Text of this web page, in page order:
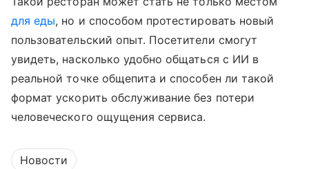
для еды, но и способом протестировать новый
пользовательский опыт. Посетители смогут
увидеть, насколько удобно общаться с ИИ в
реальной точке общепита и способен ли такой
формат ускорить обслуживание без потери
человеческого ощущения сервиса.
Новости